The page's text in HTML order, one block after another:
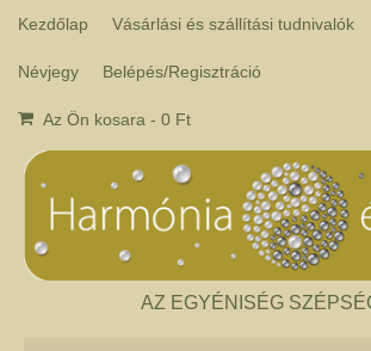
Kezdőlap Vásárlási és szállítási tudnivalók
Névjegy Belépés/Regisztráció
Az Ön kosara - 0 Ft
AZ EGYÉNISÉG